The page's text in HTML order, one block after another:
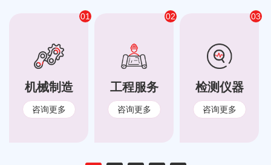
01
机械制造
咨询更多
02
工程服务
咨询更多
03
检测仪器
咨询更多